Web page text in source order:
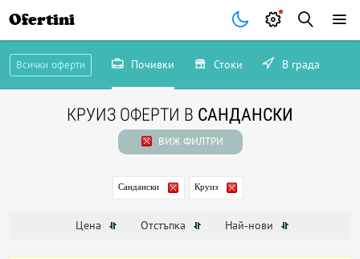
Ofertini
Всички оферти Почивки Стоки В града
КРУИЗ ОФЕРТИ В САНДАНСКИ
ВИЖ ФИЛТРИ
Сандански Круиз
Цена Отстъпка Най-нови